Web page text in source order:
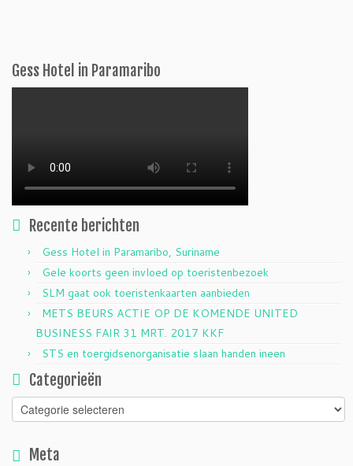
Gess Hotel in Paramaribo
Recente berichten
Gess Hotel in Paramaribo, Suriname
Gele koorts geen invloed op toeristenbezoek
SLM gaat ook toeristenkaarten aanbieden
METS BEURS ACTIE OP DE KOMENDE UNITED
BUSINESS FAIR 31 MRT. 2017 KKF
STS en toergidsenorganisatie slaan handen ineen
Categorieën
Categorieën
Meta